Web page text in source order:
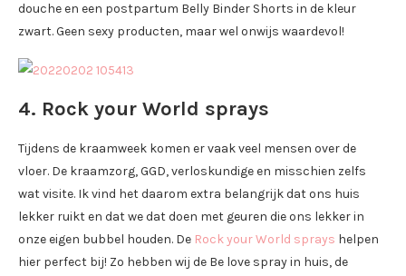
douche en een postpartum Belly Binder Shorts in de kleur
zwart. Geen sexy producten, maar wel onwijs waardevol!
4. Rock your World sprays
Tijdens de kraamweek komen er vaak veel mensen over de
vloer. De kraamzorg, GGD, verloskundige en misschien zelfs
wat visite. Ik vind het daarom extra belangrijk dat ons huis
lekker ruikt en dat we dat doen met geuren die ons lekker in
onze eigen bubbel houden. De Rock your World sprays helpen
hier perfect bij! Zo hebben wij de Be love spray in huis, de